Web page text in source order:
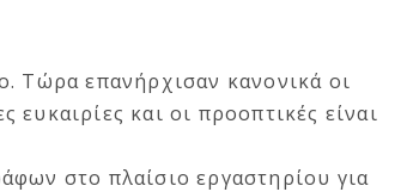
Τώρα επανήρχισαν κανονικά οι
και οι προοπτικές είναι
στο πλαίσιο εργαστηρίου για